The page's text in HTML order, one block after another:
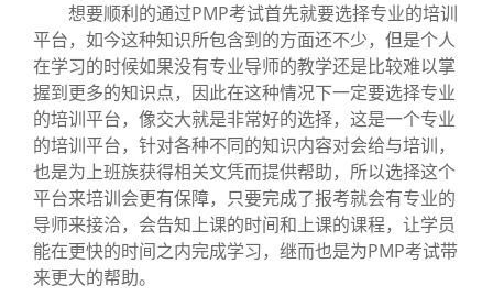
想要顺利的通过PMP考试首先就要选择专业的培训
平台，如今这种知识所包含到的方面还不少，但是个人
在学习的时候如果没有专业导师的教学还是比较难以掌
握到更多的知识点，因此在这种情况下一定要选择专业
的培训平台，像交大就是非常好的选择，这是一个专业
的培训平台，针对各种不同的知识内容对会给与培训，
也是为上班族获得相关文凭而提供帮助，所以选择这个
平台来培训会更有保障，只要完成了报考就会有专业的
导师来接洽，会告知上课的时间和上课的课程，让学员
能在更快的时间之内完成学习，继而也是为PMP考试带
来更大的帮助。